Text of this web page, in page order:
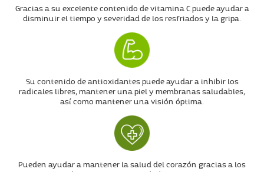
Gracias a su excelente contenido de vitamina C puede ayudar a
disminuir el tiempo y severidad de los resfriados y la gripa.
Su contenido de antioxidantes puede ayudar a inhibir los
radicales libres, mantener una piel y membranas saludables,
así como mantener una visión óptima.
Pueden ayudar a mantener la salud del corazón gracias a los